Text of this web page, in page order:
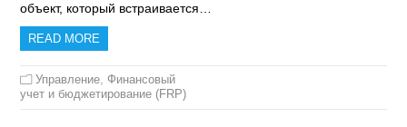
объект, который встраивается…
READ MORE
Управление,Финансовый
учет и бюджетирование (FRP)